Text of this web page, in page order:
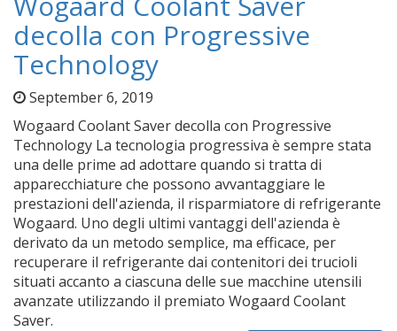
decolla con Progressive
Technology
September 6, 2019
Wogaard Coolant Saver decolla con Progressive
Technology La tecnologia progressiva è sempre stata
una delle prime ad adottare quando si tratta di
apparecchiature che possono avvantaggiare le
prestazioni dell'azienda, il risparmiatore di refrigerante
Wogaard. Uno degli ultimi vantaggi dell'azienda è
derivato da un metodo semplice, ma efficace, per
recuperare il refrigerante dai contenitori dei trucioli
situati accanto a ciascuna delle sue macchine utensili
avanzate utilizzando il premiato Wogaard Coolant
Saver.